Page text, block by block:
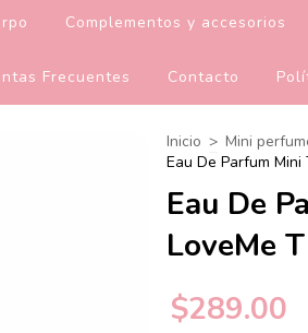
Complementos y accesorios
Frecuentes Contacto
Inicio > Mini
Eau De Parfum
Eau De
LoveMe
$289.00